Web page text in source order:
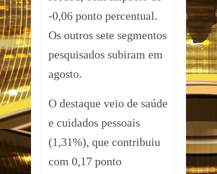
-0,06 ponto percentual.
Os outros sete segmentos
pesquisados subiram em
agosto.
O destaque veio de saúde
e cuidados pessoais
(1,31%), que contribuiu
com 0,17 ponto